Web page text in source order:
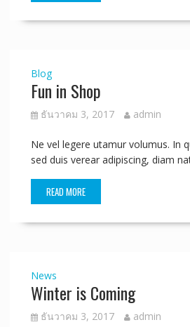
Blog
Fun in Shop
ธันวาคม 3, 2017 admin
Ne vel legere utamur volumus. In
sed duis verear adipiscing, diam
READ MORE
News
Winter is Coming
ธันวาคม 3, 2017 admin